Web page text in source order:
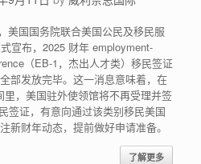
美国国务院联合美国公民及移民服
宣布，2025 财年 employment-
（EB-1，杰出人才类）移民签证
部发放完毕。这一消息意味着，在
里，美国驻外使领馆将不再受理并签
签证，有意向通过该类别移民美国
新财年动态，提前做好申请准备。
了解更多